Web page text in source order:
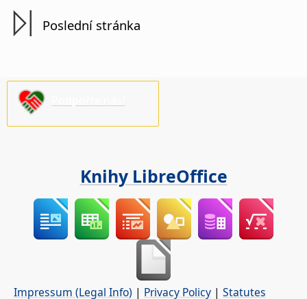
Poslední stránka
Knihy LibreOffice
Impressum (Legal Info) | Privacy Policy | Statutes